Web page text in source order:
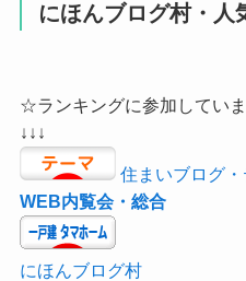
にほんブログ村・人
☆ランキングに参加してい
↓↓↓
住まいブログ・
WEB内覧会・総合
にほんブログ村